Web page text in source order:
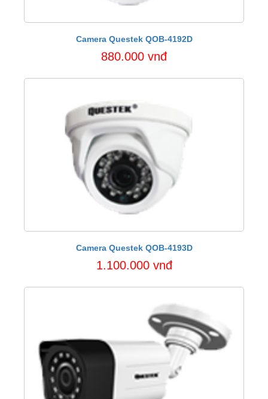
Camera Questek QOB-4192D
880.000 vnđ
Camera Questek QOB-4193D
1.100.000 vnđ